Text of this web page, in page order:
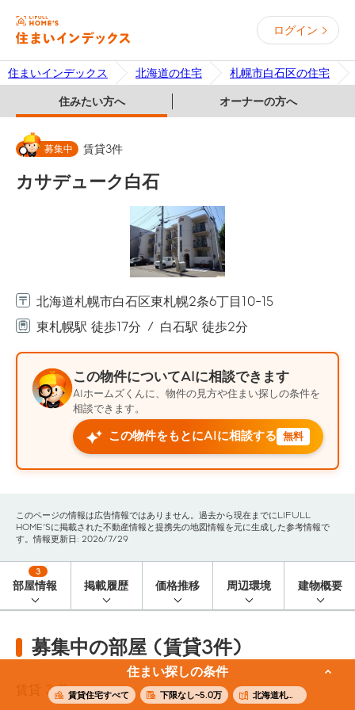
ログイン
住まいインデックス 北海道の住宅 札幌市白石区の住宅
住みたい方へ オーナーの方へ
住まい探しの条件
賃貸住宅すべて 下限なし~5.0万 北海道札幌市白石区
募集中 賃貸3件
カサデューク白石
北海道札幌市白石区東札幌2条6丁目10-15
東札幌駅 徒歩17分
白石駅 徒歩2分
この物件についてAIに相談できます
AIホームズくんに、物件の見方や住まい探しの条件を
相談できます。
この物件をもとにAIに相談する 無料
このページの情報は広告情報ではありません。過去から現在までにLIFULL
HOME'Sに掲載された不動産情報と提携先の地図情報を元に生成した参考情報で
す。情報更新日: 2026/7/29
部屋情報
3
掲載履歴 価格推移 周辺環境 建物概要
募集中の部屋 (賃貸3件)
3 件